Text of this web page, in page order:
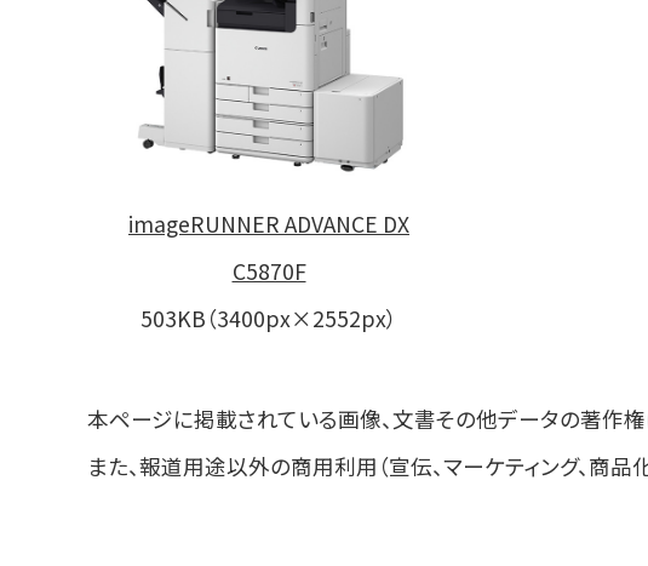
imageRUNNER ADVANCE DX
C5870F
503KB（3400px×2552px）
本ページに掲載されている画像、文書その他データの著作権
また、報道用途以外の商用利用（宣伝、マーケティング、商